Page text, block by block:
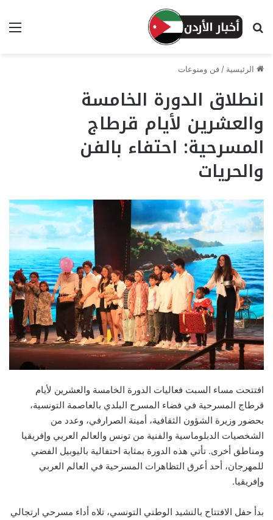
بحث عن
الرئيسية / فن ومنوعات
انطلاق الدورة الخامسة
والعشرين لأيام قرطاج
المسرحية: احتفاء بالفن
والحريات
افتتحت مساء السبت فعاليات الدورة الخامسة والعشرين لأيام
قرطاج المسرحية في فضاء المسرح البلدي بالعاصمة التونسية،
بحضور وزيرة الشؤون الثقافية، أمينة الصرارفي، وعدد من
الشخصيات الدبلوماسية والفنية من تونس والعالم العربي وإفريقيا
ومناطق أخرى. تأتي هذه الدورة بمثابة احتفالية باليوبيل الفضي
للمهرجان، أحد أعرق التظاهرات المسرحية في العالم العربي
وإفريقيا.
بدأ حفل الافتتاح بالنشيد الوطني التونسي، تلاه أداء مسرحي ارتجالي